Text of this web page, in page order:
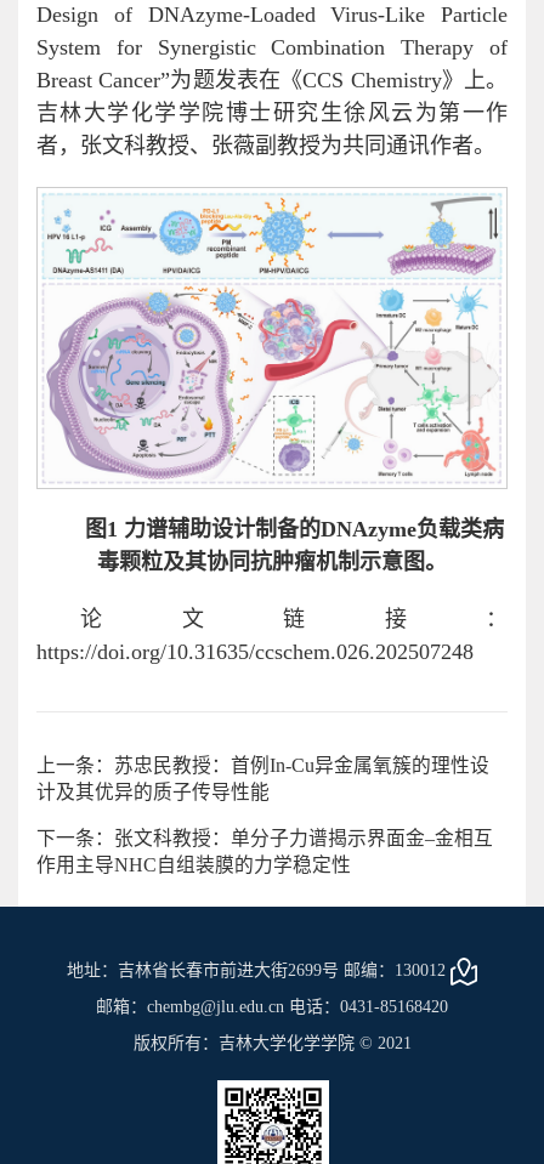
Design of DNAzyme-Loaded Virus-Like Particle
System for Synergistic Combination Therapy of
Breast Cancer”为题发表在《CCS Chemistry》上。
吉林大学化学学院博士研究生徐风云为第一作
者，张文科教授、张薇副教授为共同通讯作者。
图1 力谱辅助设计制备的DNAzyme负载类病
毒颗粒及其协同抗肿瘤机制示意图。
论文链接：
https://doi.org/10.31635/ccschem.026.202507248
上一条：苏忠民教授：首例In-Cu异金属氧簇的理性设
计及其优异的质子传导性能
下一条：张文科教授：单分子力谱揭示界面金–金相互
作用主导NHC自组装膜的力学稳定性
地址：吉林省长春市前进大街2699号 邮编：130012
邮箱：chembg@jlu.edu.cn 电话：0431-85168420
版权所有：吉林大学化学学院 © 2021